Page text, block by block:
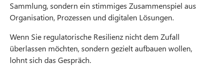
Sammlung, sondern ein stimmiges Zusammenspiel aus
Organisation, Prozessen und digitalen Lösungen.
Wenn Sie regulatorische Resilienz nicht dem Zufall
überlassen möchten, sondern gezielt aufbauen wollen,
lohnt sich das Gespräch.